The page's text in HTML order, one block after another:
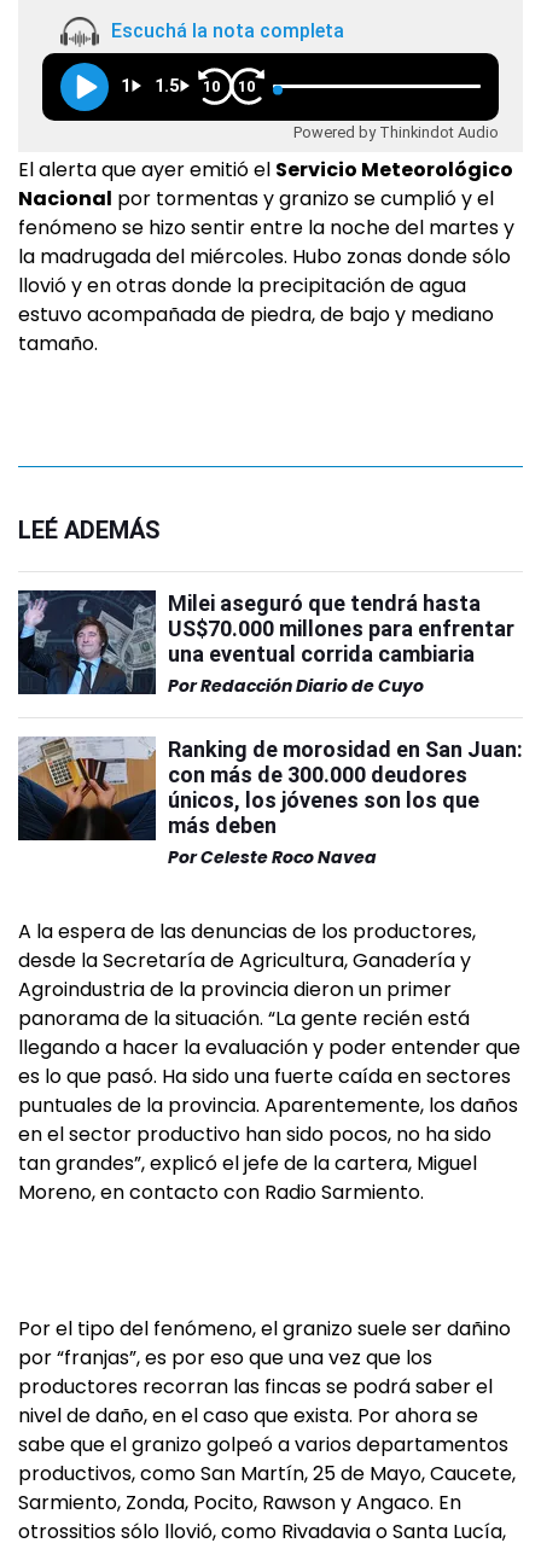
Escuchá la nota completa
1 1.5 10 10
Powered by Thinkindot Audio
El alerta que ayer emitió el Servicio Meteorológico
Nacional por tormentas y granizo se cumplió y el
fenómeno se hizo sentir entre la noche del martes y
la madrugada del miércoles. Hubo zonas donde sólo
llovió y en otras donde la precipitación de agua
estuvo acompañada de piedra, de bajo y mediano
tamaño.
LEÉ ADEMÁS
Milei aseguró que tendrá hasta
US$70.000 millones para enfrentar
una eventual corrida cambiaria
PorRedacción Diario de Cuyo
Ranking de morosidad en San Juan:
con más de 300.000 deudores
únicos, los jóvenes son los que
más deben
PorCeleste Roco Navea
A la espera de las denuncias de los productores,
desde la Secretaría de Agricultura, Ganadería y
Agroindustria de la provincia dieron un primer
panorama de la situación. “La gente recién está
llegando a hacer la evaluación y poder entender que
es lo que pasó. Ha sido una fuerte caída en sectores
puntuales de la provincia. Aparentemente, los daños
en el sector productivo han sido pocos, no ha sido
tan grandes”, explicó el jefe de la cartera, Miguel
Moreno, en contacto con Radio Sarmiento.
Por el tipo del fenómeno, el granizo suele ser dañino
por “franjas”, es por eso que una vez que los
productores recorran las fincas se podrá saber el
nivel de daño, en el caso que exista. Por ahora se
sabe que el granizo golpeó a varios departamentos
productivos, como San Martín, 25 de Mayo, Caucete,
Sarmiento, Zonda, Pocito, Rawson y Angaco. En
otrossitios sólo llovió, como Rivadavia o Santa Lucía,